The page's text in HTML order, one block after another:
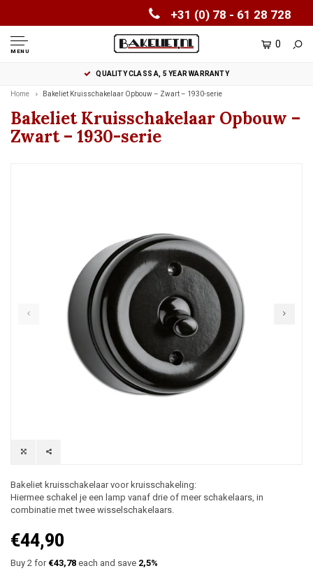
+31 (0) 78 - 61 28 728
MENU
0
QUALITY CLASS A, 5 YEAR WARRANTY
Home Bakeliet Kruisschakelaar Opbouw – Zwart – 1930-serie
Bakeliet Kruisschakelaar Opbouw –
Zwart – 1930-serie
Bakeliet kruisschakelaar voor kruisschakeling:
Hiermee schakel je een lamp vanaf drie of meer schakelaars, in
combinatie met twee wisselschakelaars.
€44,90
Buy 2 for €43,78 each and save 2,5%